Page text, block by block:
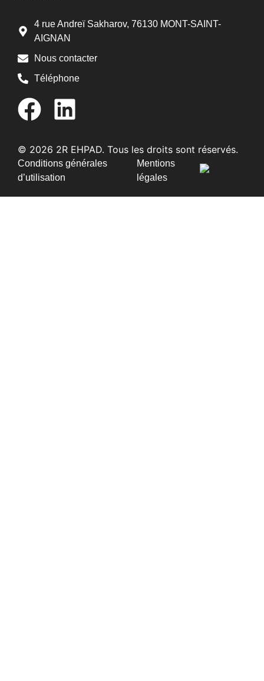
4 rue Andreï Sakharov, 76130 MONT-SAINT-
AIGNAN
Nous contacter
Téléphone
© 2026 2R EHPAD. Tous les droits sont réservés.
Conditions générales
d’utilisation
Mentions
légales